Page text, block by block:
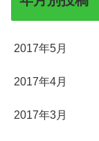
2017年5月
2017年4月
2017年3月